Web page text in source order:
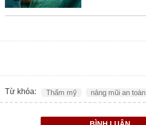
Từ khóa: Thẩm mỹ nâng mũi an toàn